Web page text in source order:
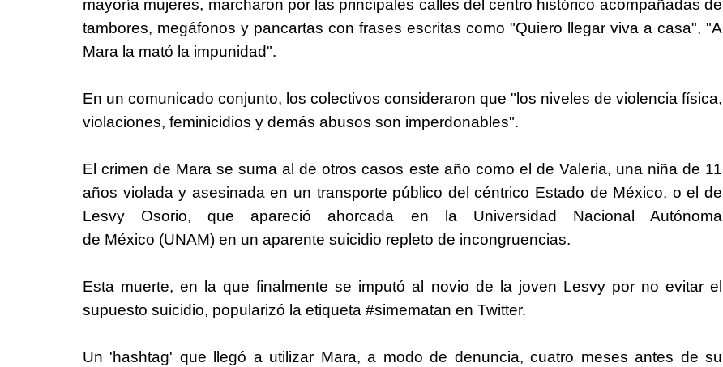
mayoría mujeres, marcharon por las principales calles del centro histórico acompañadas de
tambores, megáfonos y pancartas con frases escritas como "Quiero llegar viva a casa", "A
Mara la mató la impunidad".
En un comunicado conjunto, los colectivos consideraron que "los niveles de violencia física,
violaciones, feminicidios y demás abusos son imperdonables".
El crimen de Mara se suma al de otros casos este año como el de Valeria, una niña de 11
años violada y asesinada en un transporte público del céntrico Estado de México, o el de
Lesvy Osorio, que apareció ahorcada en la Universidad Nacional Autónoma
de México (UNAM) en un aparente suicidio repleto de incongruencias.
Esta muerte, en la que finalmente se imputó al novio de la joven Lesvy por no evitar el
supuesto suicidio, popularizó la etiqueta #simematan en Twitter.
Un 'hashtag' que llegó a utilizar Mara, a modo de denuncia, cuatro meses antes de su